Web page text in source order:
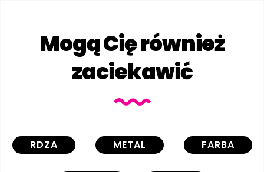
Mogą Cię również
zaciekawić
RDZA METAL FARBA